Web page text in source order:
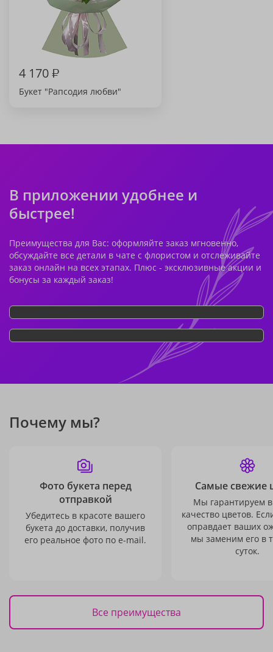
4 170₽
Букет "Рапсодия любви"
В приложении удобнее и
быстрее!
Преимущества для Вас: оформляйте заказ мгновенно,
обсуждайте все детали в чате с флористом и отслеживайте
заказ онлайн на всех этапах. Плюс - эксклюзивные акции и
бонусы за каждый заказ!
Почему мы?
Фото букета перед
отправкой
Убедитесь в красоте вашего
букета до доставки, получив
его реальное фото по e-mail.
Самые свежие
Мы гарантируем
качество цветов.
оправдает ваших
мы заменим его в
суток.
Все преимущества